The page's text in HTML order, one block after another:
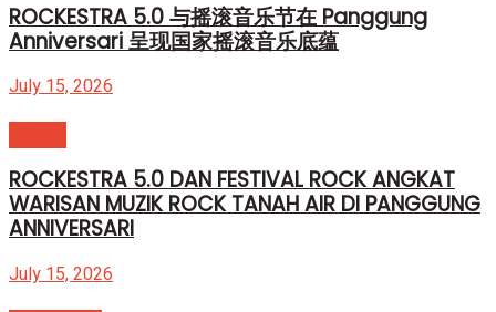
ROCKESTRA 5.0 与摇滚音乐节在 Panggung
Anniversari 呈现国家摇滚音乐底蕴
July 15, 2026
ROCKESTRA 5.0 DAN FESTIVAL ROCK ANGKAT
WARISAN MUZIK ROCK TANAH AIR DI PANGGUNG
ANNIVERSARI
July 15, 2026